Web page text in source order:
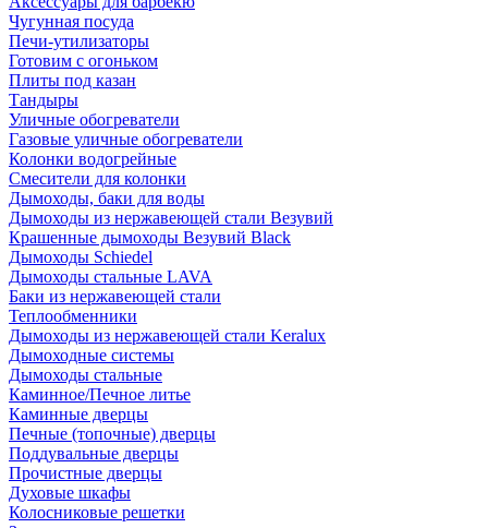
Чугунная посуда
Печи-утилизаторы
Готовим с огоньком
Плиты под казан
Тандыры
Уличные обогреватели
Газовые уличные обогреватели
Колонки водогрейные
Смесители для колонки
Дымоходы, баки для воды
Дымоходы из нержавеющей стали Везувий
Крашенные дымоходы Везувий Black
Дымоходы Schiedel
Дымоходы стальные LAVA
Баки из нержавеющей стали
Теплообменники
Дымоходы из нержавеющей стали Keralux
Дымоходные системы
Дымоходы стальные
Каминное/Печное литье
Каминные дверцы
Печные (топочные) дверцы
Поддувальные дверцы
Прочистные дверцы
Духовые шкафы
Колосниковые решетки